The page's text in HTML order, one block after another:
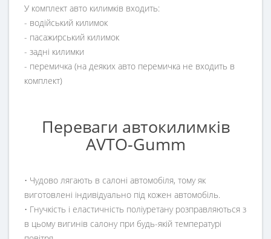
У комплект авто килимків входить:
- водійський килимок
- пасажирський килимок
- задні килимки
- перемичка (на деяких авто перемичка не входить в
комплект)
Переваги автокилимків
AVTO-Gumm
• Чудово лягають в салоні автомобіля, тому як
виготовлені індивідуально під кожен автомобіль.
• Гнучкість і еластичність поліуретану розправляються з
в цьому вигинів салону при будь-якій температурі